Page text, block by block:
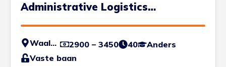
Administrative Logistics
Specialist
Waalwijk 2900 – 3450 40
Anders
Vaste baan